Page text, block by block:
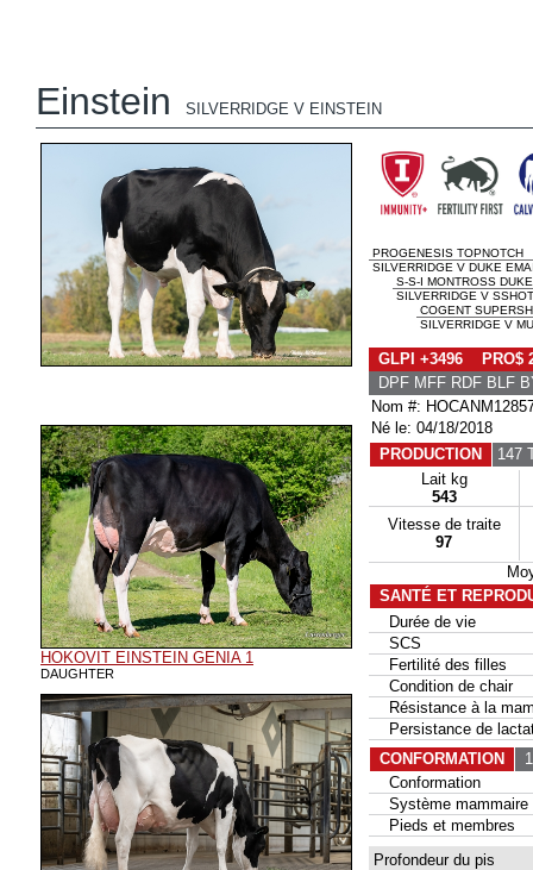
Einstein SILVERRIDGE V EINSTEIN
HOKOVIT EINSTEIN GENIA 1
DAUGHTER
PROGENESIS TOPNOTCH
SILVERRIDGE V DUKE
S-S-I MONTROSS DUKE
SILVERRIDGE V
COGENT
SILVERRIDGE V
GLPI +3496 PRO$
DPF MFF RDF BLF
Nom #:
Né le: 04/18/2018
PRODUCTION
147
Lait kg
543
Vitesse de traite
97
SANTÉ ET
Durée de vie
SCS
Fertilité des filles
Condition de chair
Résistance à la
Persistance de
CONFORMATION
Conformation
Système mammaire
Pieds et membres
Profondeur du pis